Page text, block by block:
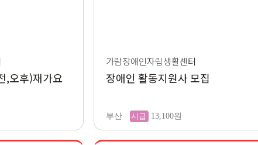
,오후)재가요
가람장애인자립생활센터
장애인 활동지원사 모집
부산 · 시급 13,100원